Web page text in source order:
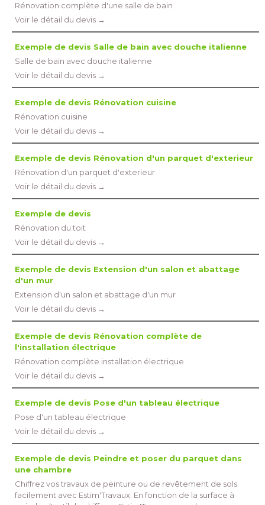
Rénovation complète d'une salle de bain
Voir le détail du devis →
Exemple de devis Salle de bain avec douche italienne
Salle de bain avec douche italienne
Voir le détail du devis →
Exemple de devis Rénovation cuisine
Rénovation cuisine
Voir le détail du devis →
Exemple de devis Rénovation d'un parquet d'exterieur
Rénovation d'un parquet d'exterieur
Voir le détail du devis →
Exemple de devis
Rénovation du toit
Voir le détail du devis →
Exemple de devis Extension d'un salon et abattage
d'un mur
Extension d'un salon et abattage d'un mur
Voir le détail du devis →
Exemple de devis Rénovation complète de
l'installation électrique
Rénovation complète installation électrique
Voir le détail du devis →
Exemple de devis Pose d'un tableau électrique
Pose d'un tableau électrique
Voir le détail du devis →
Exemple de devis Peindre et poser du parquet dans
une chambre
Chiffrez vos travaux de peinture ou de revêtement de sols
facilement avec Estim'Travaux. En fonction de la surface à